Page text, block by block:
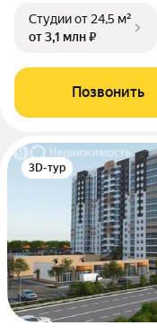
Студииот 24,5 м²
от 3,1 млн ₽
Позвонить
3D-тур